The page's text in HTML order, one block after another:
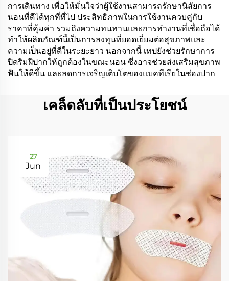
การเดินทาง เพื่อให้มั่นใจว่าผู้ใช้งานสามารถรักษานิสัยการ
นอนที่ดีได้ทุกที่ที่ไป ประสิทธิภาพในการใช้งานควบคู่กับ
ราคาที่คุ้มค่า รวมถึงความทนทานและการทำงานที่เชื่อถือได้
ทำให้ผลิตภัณฑ์นี้เป็นการลงทุนที่ยอดเยี่ยมต่อสุขภาพและ
ความเป็นอยู่ที่ดีในระยะยาว นอกจากนี้ เทปยังช่วยรักษาการ
ปิดริมฝีปากให้ถูกต้องในขณะนอน ซึ่งอาจช่วยส่งเสริมสุขภาพ
ฟันให้ดีขึ้น และลดการเจริญเติบโตของแบคทีเรียในช่องปาก
เคล็ดลับที่เป็นประโยชน์
27
Jun